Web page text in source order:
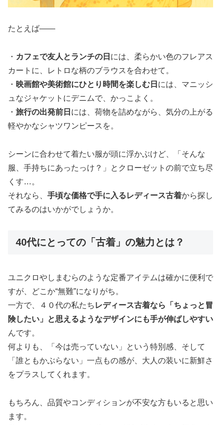
たとえば——
・ カフェで友人とランチの日 には、柔らかい色のフレアス
カートに、レトロな柄のブラウスを合わせて。
・ 映画館や美術館にひとり時間を楽しむ日 には、マニッシ
ュなジャケットにデニムで、かっこよく。
・ 旅行の出発前日 には、荷物を詰めながら、気分の上がる
軽やかなシャツワンピースを。
シーンに合わせて着たい服が頭に浮かぶけど、「そんな
服、手持ちにあったっけ？」とクローゼットの前で立ち尽
くす…。
それなら、 手頃な価格で手に入るレディース古着から探し
てみるのはいかがでしょうか。
40代にとっての「古着」の魅力とは？
ユニクロやしまむらのような定番アイテムは確かに便利で
すが、どこか“無難”になりがち。
一方で、４０代の私たち レディース古着なら「ちょっと冒
険したい」と思えるようなデザインにも手が伸ばしやすい
んです。
何よりも、「今は売っていない」という特別感、そして
「誰ともかぶらない」一点もの感が、大人の装いに新鮮さ
をプラスしてくれます。
もちろん、品質やコンディションが不安な方もいると思い
ます。